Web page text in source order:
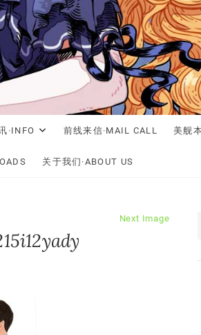
·INFO 前线来信·MAIL CALL 美舰
关于我们·ABOUT US
Next Image